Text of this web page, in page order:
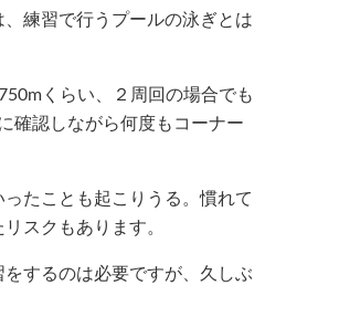
練習で行うプールの泳ぎとは
くらい、２周回の場合でも
確認しながら何度もコーナー
たことも起こりうる。慣れて
スクもあります。
するのは必要ですが、久しぶ